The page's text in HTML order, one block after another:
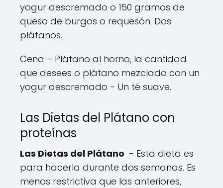
yogur descremado o 150 gramos de
queso de burgos o requesón. Dos
plátanos.
Cena – Plátano al horno, la cantidad
que desees o plátano mezclado con un
yogur descremado - Un té suave.
Las Dietas del Plátano con
proteínas
Las Dietas del Plátano - Esta dieta es
para hacerla durante dos semanas. Es
menos restrictiva que las anteriores,